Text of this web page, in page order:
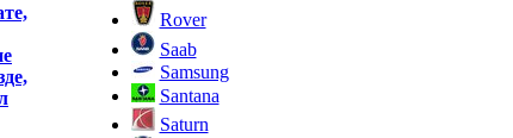
Rover
Saab
Samsung
Santana
Saturn